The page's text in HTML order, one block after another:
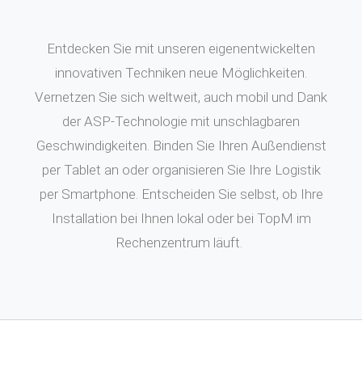
Entdecken Sie mit unseren eigenentwickelten
innovativen Techniken neue Möglichkeiten.
Vernetzen Sie sich weltweit, auch mobil und Dank
der ASP-Technologie mit unschlagbaren
Geschwindigkeiten. Binden Sie Ihren Außendienst
per Tablet an oder organisieren Sie Ihre Logistik
per Smartphone. Entscheiden Sie selbst, ob Ihre
Installation bei Ihnen lokal oder bei TopM im
Rechenzentrum läuft.